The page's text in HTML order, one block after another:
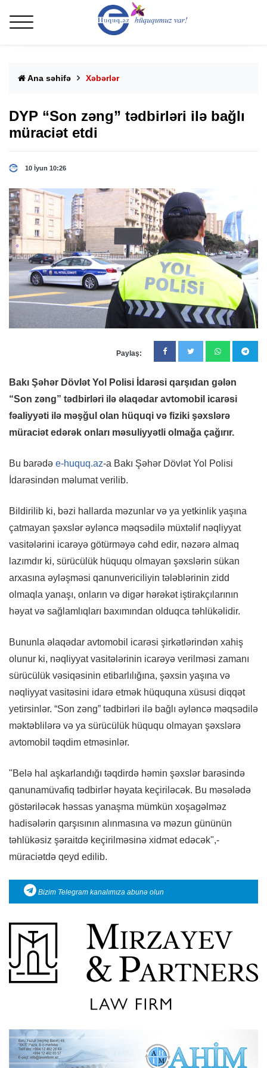
Ana səhifə Xəbərlər
DYP “Son zəng” tədbirləri ilə bağlı
müraciət etdi
10 İyun 10:26
Paylaş:
Bakı Şəhər Dövlət Yol Polisi İdarəsi qarşıdan gələn
“Son zəng” tədbirləri ilə əlaqədar avtomobil icarəsi
fəaliyyəti ilə məşğul olan hüquqi və fiziki şəxslərə
müraciət edərək onları məsuliyyətli olmağa çağırır.
Bu barədə e-huquq.az-a Bakı Şəhər Dövlət Yol Polisi
İdarəsindən məlumat verilib.
Bildirilib ki, bəzi hallarda məzunlar və ya yetkinlik yaşına
çatmayan şəxslər əyləncə məqsədilə müxtəlif nəqliyyat
vasitələrini icarəyə götürməyə cəhd edir, nəzərə almaq
lazımdır ki, sürücülük hüququ olmayan şəxslərin sükan
arxasına əyləşməsi qanunvericiliyin tələblərinin zidd
olmaqla yanaşı, onların və digər hərəkət iştirakçılarının
həyat və sağlamlıqları baxımından olduqca təhlükəlidir.
Bununla əlaqədar avtomobil icarəsi şirkətlərindən xahiş
olunur ki, nəqliyyat vasitələrinin icarəyə verilməsi zamanı
sürücülük vəsiqəsinin etibarlılığına, şəxsin yaşına və
nəqliyyat vasitəsini idarə etmək hüququna xüsusi diqqət
yetirsinlər. “Son zəng” tədbirləri ilə bağlı əyləncə məqsədilə
məktəblilərə və ya sürücülük hüququ olmayan şəxslərə
avtomobil təqdim etməsinlər.
"Belə hal aşkarlandığı təqdirdə həmin şəxslər barəsində
qanunamüvafiq tədbirlər həyata keçiriləcək. Bu məsələdə
göstəriləcək həssas yanaşma mümkün xoşagəlməz
hadisələrin qarşısının alınmasına və məzun gününün
təhlükəsiz şəraitdə keçirilməsinə xidmət edəcək",-
müraciətdə qeyd edilib.
Bizim Telegram kanalımıza abunə olun